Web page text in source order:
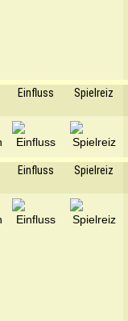
Einfluss Spielreiz
Einfluss Spielreiz